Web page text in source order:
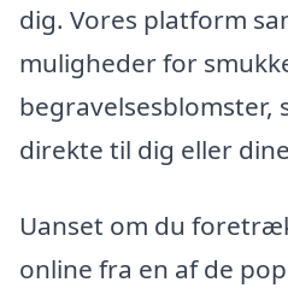
dig. Vores platform
muligheder for
begravelsesblomster,
direkte til dig eller
Uanset om du
online fra en af de